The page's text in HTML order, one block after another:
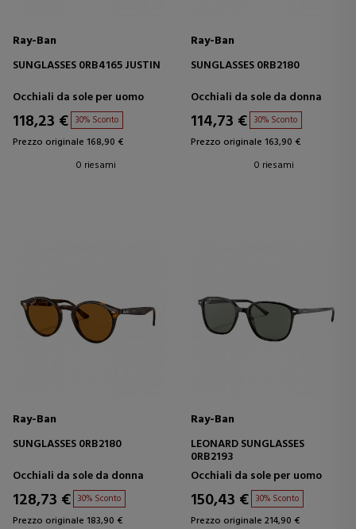
Ray-Ban
SUNGLASSES 0RB4165 JUSTIN
Occhiali da sole per uomo
118,23 € 30% Sconto
Prezzo originale 168,90 €
0 riesami
Ray-Ban
SUNGLASSES 0RB2180
Occhiali da sole da donna
114,73 € 30% Sconto
Prezzo originale 163,90 €
0 riesami
Ray-Ban
SUNGLASSES 0RB2180
Occhiali da sole da donna
128,73 € 30% Sconto
Prezzo originale 183,90 €
Ray-Ban
LEONARD SUNGLASSES
0RB2193
Occhiali da sole per uomo
150,43 € 30% Sconto
Prezzo originale 214,90 €